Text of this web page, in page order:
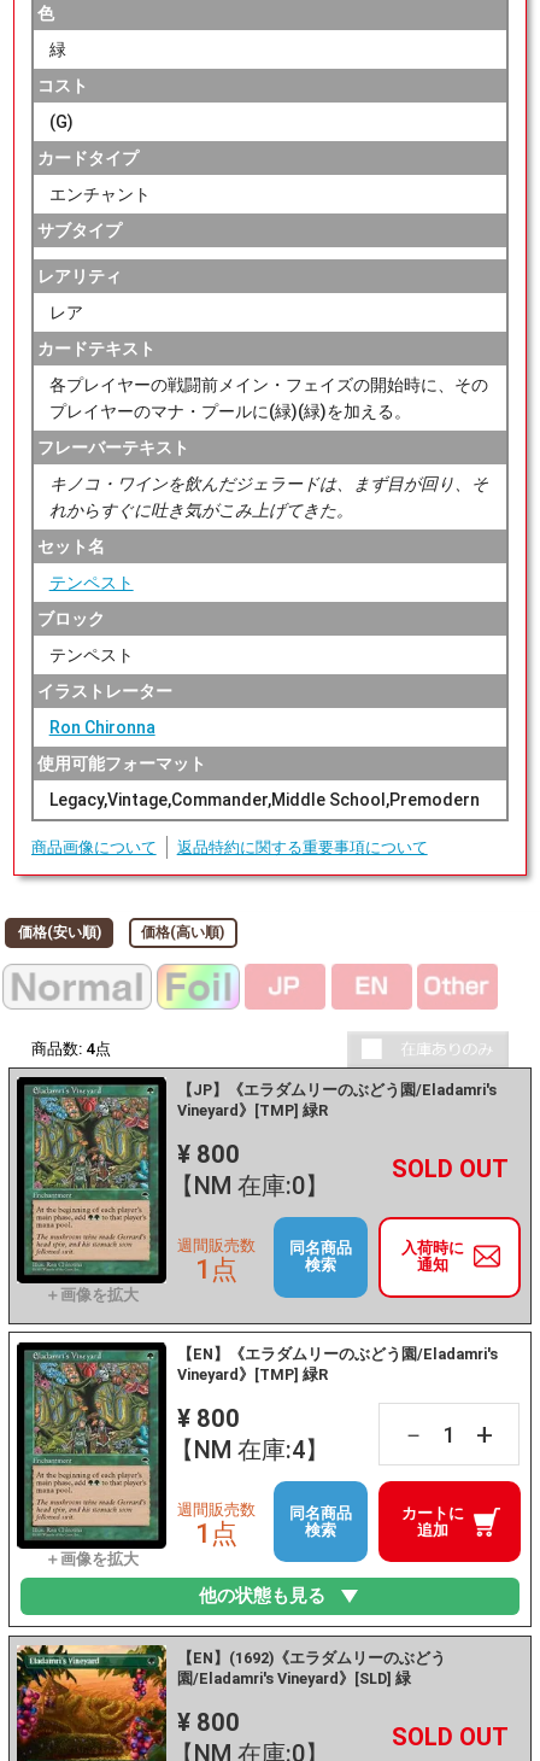
色
緑
コスト
(G)
カードタイプ
エンチャント
サブタイプ
レアリティ
レア
カードテキスト
各プレイヤーの戦闘前メイン・フェイズの開始時に、その
プレイヤーのマナ・プールに(緑)(緑)を加える。
フレーバーテキスト
キノコ・ワインを飲んだジェラードは、まず目が回り、そ
れからすぐに吐き気がこみ上げてきた。
セット名
テンペスト
ブロック
テンペスト
イラストレーター
Ron Chironna
使用可能フォーマット
Legacy,Vintage,Commander,Middle School,Premodern
商品画像について 返品特約に関する重要事項について
価格(安い順) 価格(高い順)
商品数: 4点
【JP】《エラダムリーのぶどう園/Eladamri's
Vineyard》[TMP] 緑R
¥ 800
【NM 在庫:0】
－ +
入荷時に
通知
週間販売数
1点
同名商品
検索
【EN】《エラダムリーのぶどう園/Eladamri's
Vineyard》[TMP] 緑R
¥ 800
【NM 在庫:4】
－ +
カートに
追加
週間販売数
1点
同名商品
検索
他の状態も見る
【EN】(1692)《エラダムリーのぶどう
園/Eladamri's Vineyard》[SLD] 緑
¥ 800
【NM 在庫:0】
－ +